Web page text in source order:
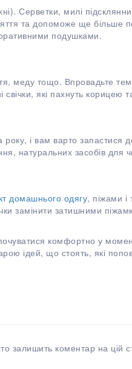
Серветки, милі
та допоможе ще більше
подушками.
меду тощо. Впровадьте
які пахнуть корицею
і вам варто запастися
натуральних засобів для
домашнього одягу, піжами і
замінити затишними
комфортно у
ідей, що стоять, які
залишить коментар на цій